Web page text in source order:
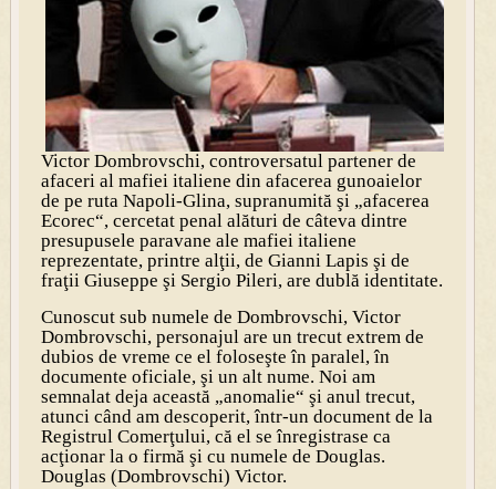
Victor Dombrovschi, controversatul partener de
afaceri al mafiei italiene din afacerea gunoaielor
de pe ruta Napoli-Glina, supranumită şi „afacerea
Ecorec“, cercetat penal alături de câteva dintre
presupusele paravane ale mafiei italiene
reprezentate, printre alţii, de Gianni Lapis şi de
fraţii Giuseppe şi Sergio Pileri, are dublă identitate.
Cunoscut sub numele de Dombrovschi, Victor
Dombrovschi, personajul are un trecut extrem de
dubios de vreme ce el foloseşte în paralel, în
documente oficiale, şi un alt nume. Noi am
semnalat deja această „anomalie“ şi anul trecut,
atunci când am descoperit, într-un document de la
Registrul Comerţului, că el se înregistrase ca
acţionar la o firmă şi cu numele de Douglas.
Douglas (Dombrovschi) Victor.